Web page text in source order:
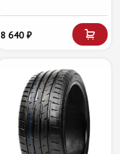
8 640 ₽